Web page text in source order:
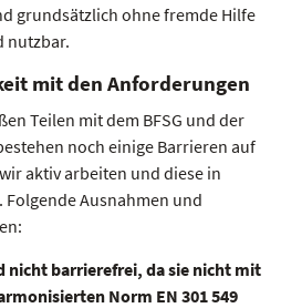
grundsätzlich ohne fremde Hilfe
nutzbar.
mit den Anforderungen
Teilen mit dem BFSG und der
noch einige Barrieren auf
aktiv arbeiten und diese in
Ausnahmen und
nicht barrierefrei, da sie nicht mit
Norm EN 301 549